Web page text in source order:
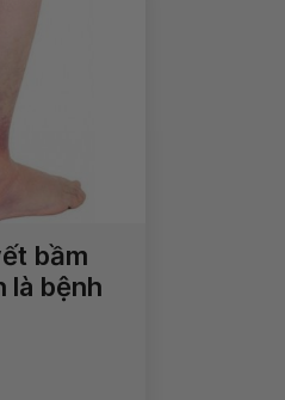
bầm
là bệnh